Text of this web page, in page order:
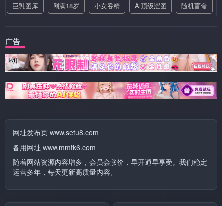
巨乳图库 刚满18岁 小女吞精 Ai顶级涩图 随机盲盒
广告
网址发布页 www.setu8.com
备用网址 www.mmtk6.com
随着网站资源内容增多，会员会涨价，早开通早享受。我们稳定
运营多年，每天更新高质量内容。